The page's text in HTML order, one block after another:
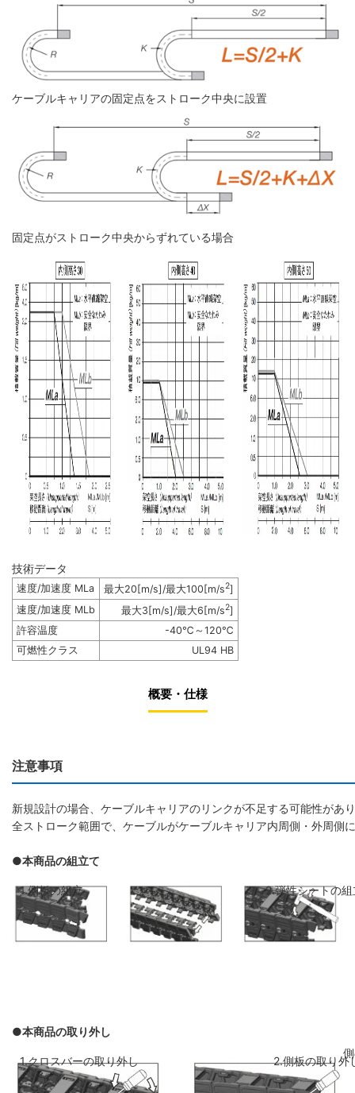
ケーブルキャリアの固定点をストローク中央に設置
固定点がストローク中央からずれている場合
技術データ
速度/加速度 MLa 最大20[m/s]/最大100[m/s2]
速度/加速度 MLb
最大3[m/s]/最大6[m/s2]
許容温度
-40℃～120℃
可燃性クラス
UL94 HB
概要・仕様
注意事項
新規設計の場合、ケーブルキャリアのリンクが不足する可能性が
全ストローク範囲で、ケーブルがケーブルキャリア内周側・外周側
●本商品の組立て
1.側板の組立 2.弾性シートの組
側板のリンクを斜めに前のリンクに差し
込み、はめ込みます
弾性シートを両
ください
●本商品の取り外し
1.クロスバーの取り外し 2.側板の取り外